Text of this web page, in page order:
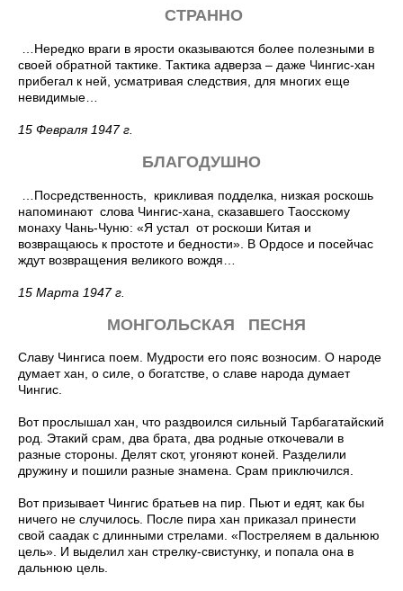
СТРАННО
…Нередко враги в ярости оказываются более полезными в
своей обратной тактике. Тактика адверза – даже Чингис-хан
прибегал к ней, усматривая следствия, для многих еще
невидимые…
15 Февраля 1947 г.
БЛАГОДУШНО
…Посредственность, крикливая подделка, низкая роскошь
напоминают слова Чингис-хана, сказавшего Таосскому
монаху Чань-Чуню: «Я устал от роскоши Китая и
возвращаюсь к простоте и бедности». В Ордосе и посейчас
ждут возвращения великого вождя…
15 Марта 1947 г.
МОНГОЛЬСКАЯ ПЕСНЯ
Славу Чингиса поем. Мудрости его пояс возносим. О народе
думает хан, о силе, о богатстве, о славе народа думает
Чингис.
Вот прослышал хан, что раздвоился сильный Тарбагатайский
род. Этакий срам, два брата, два родные откочевали в
разные стороны. Делят скот, угоняют коней. Разделили
дружину и пошили разные знамена. Срам приключился.
Вот призывает Чингис братьев на пир. Пьют и едят, как бы
ничего не случилось. После пира хан приказал принести
свой саадак с длинными стрелами. «Постреляем в дальнюю
цель». И выделил хан стрелку-свистунку, и попала она в
дальнюю цель.